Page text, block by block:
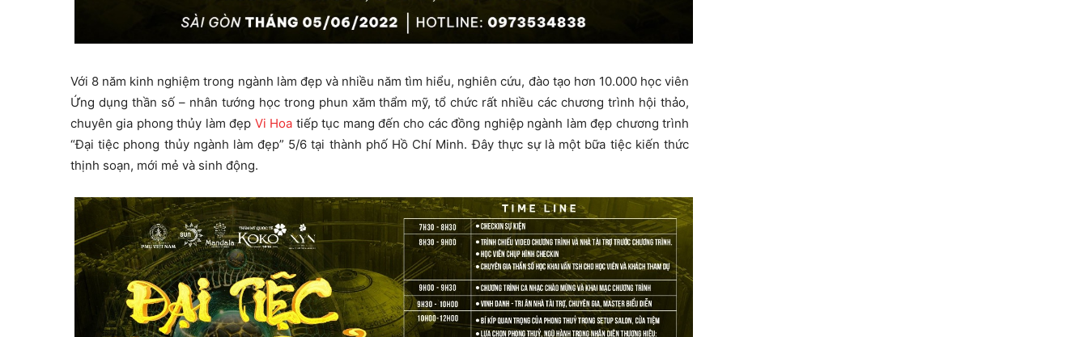
Với 8 năm kinh nghiệm trong ngành làm đẹp và nhiều năm tìm hiểu, nghiên cứu, đào tạo hơn 10.000 học viên
Ứng dụng thần số – nhân tướng học trong phun xăm thẩm mỹ, tổ chức rất nhiều các chương trình hội thảo,
chuyên gia phong thủy làm đẹp Vi Hoa tiếp tục mang đến cho các đồng nghiệp ngành làm đẹp chương trình
“Đại tiệc phong thủy ngành làm đẹp” 5/6 tại thành phố Hồ Chí Minh. Đây thực sự là một bữa tiệc kiến thức
thịnh soạn, mới mẻ và sinh động.